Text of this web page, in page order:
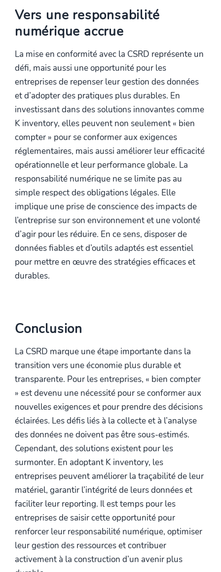
Vers une responsabilité
numérique accrue
La mise en conformité avec la CSRD représente un
défi, mais aussi une opportunité pour les
entreprises de repenser leur gestion des données
et d’adopter des pratiques plus durables. En
investissant dans des solutions innovantes comme
K inventory, elles peuvent non seulement « bien
compter » pour se conformer aux exigences
réglementaires, mais aussi améliorer leur efficacité
opérationnelle et leur performance globale. La
responsabilité numérique ne se limite pas au
simple respect des obligations légales. Elle
implique une prise de conscience des impacts de
l’entreprise sur son environnement et une volonté
d’agir pour les réduire. En ce sens, disposer de
données fiables et d’outils adaptés est essentiel
pour mettre en œuvre des stratégies efficaces et
durables.
Conclusion
La CSRD marque une étape importante dans la
transition vers une économie plus durable et
transparente. Pour les entreprises, « bien compter
» est devenu une nécessité pour se conformer aux
nouvelles exigences et pour prendre des décisions
éclairées. Les défis liés à la collecte et à l’analyse
des données ne doivent pas être sous-estimés.
Cependant, des solutions existent pour les
surmonter. En adoptant K inventory, les
entreprises peuvent améliorer la traçabilité de leur
matériel, garantir l’intégrité de leurs données et
faciliter leur reporting. Il est temps pour les
entreprises de saisir cette opportunité pour
renforcer leur responsabilité numérique, optimiser
leur gestion des ressources et contribuer
activement à la construction d’un avenir plus